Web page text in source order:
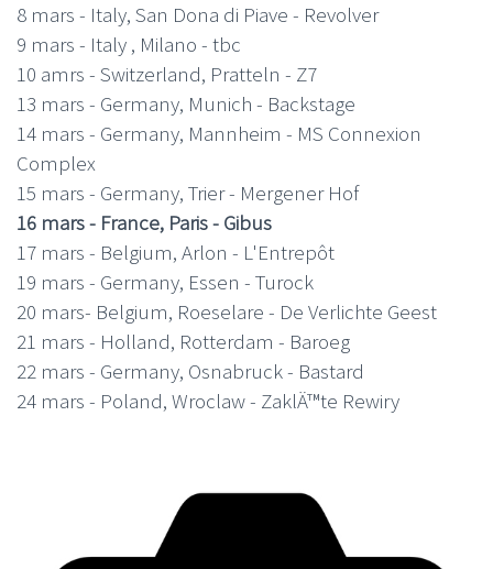
8 mars - Italy, San Dona di Piave - Revolver
9 mars - Italy , Milano - tbc
10 amrs - Switzerland, Pratteln - Z7
13 mars - Germany, Munich - Backstage
14 mars - Germany, Mannheim - MS Connexion
Complex
15 mars - Germany, Trier - Mergener Hof
16 mars - France, Paris - Gibus
17 mars - Belgium, Arlon - L'Entrepôt
19 mars - Germany, Essen - Turock
20 mars- Belgium, Roeselare - De Verlichte Geest
21 mars - Holland, Rotterdam - Baroeg
22 mars - Germany, Osnabruck - Bastard
24 mars - Poland, Wroclaw - ZaklÄ™te Rewiry